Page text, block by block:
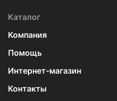
Каталог
Компания
Помощь
Интернет-магазин
Контакты